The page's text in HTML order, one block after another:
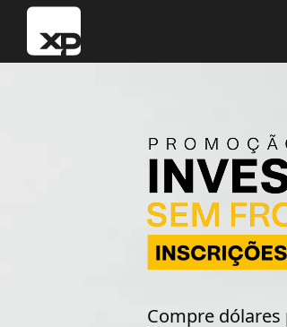
Skip
content
Compre